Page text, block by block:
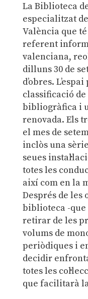
La Biblioteca
especialitzat
València que
referent
valenciana,
dilluns 30 de
d’obres.
classificació de
bibliogràfica i
renovada. Els
el mes de
inclòs una
seues
totes les
així com en la
Després de les
biblioteca -que
retirar de les
volums de
periòdiques i
decidir
totes les
que facilitarà